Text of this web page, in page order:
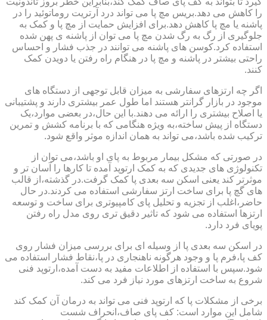
را کاهش می دهد.بریس مچ پا می تواند درد آرتریت روماتوئید را در
پاشنه یا مچ پا کاهش دهد.برای افزایش حمایت از مچ پا و کمک به
جلوگیری از رگ به رگ شدن مچ پا می توان از پاشنه ی پهن شده
استفاده کرد.کوسن های پاشنه می توانند در جذب فشار و احساس
راحتی بیشتر در پاشنه و مچ پا در هنگام راه رفتن یا دویدن کمک
کنند.
اگر چه ارتزهای سفارشی به میزان قابل توجهی از دستگاه های
موجود در بازار گرانتر هستند اما طول عمر بیشتری دارند و پشتیبانی
یا اصلاح بیشتری را ارائه می دهند.با این حال،در بعضی موارد،یک
دستگاه از پیش ساخته،به ویژه هنگامی که با برنامه کشش و تمرین
ترکیب شده باشد،می تواند به همان اندازه موثر واقع شود.
در صورتی که مشکل بیمار مربوط به پای او باشد،می توان از
تکنولوژی های جدیدی که به کمک ارتوپد آمده تا کارها را آسان تر و
موثرتر کند یعنی اسکن سه بعدی پا کمک گرفت.در گذشته،از قالب
های گچ پا برای ساخت ارتز سفارشی استفاده می کردند.در حال
حاضر،اغلب از تجزیه و تحلیل پای کامپیوتری برای ساخت و توسعه
ارتزها استفاده می شود که تاثیر دقیق تری روی مدل راه رفتن
پویای فرد دارد.
در اسکن سه بعدی پا از وسیله ای برای بررسی میزان فشار روی
کف پا،فرم پا و وجود هرگونه ناهنجاری در پا،نقاط فشار استفاده می
شود.سپس با استفاده از اطلاعات مفید به دست آمده،ارتوپد فنی
شروع به ساخت ارتزهای مورد نیاز فرد می کند.
برخی از مشکلات پا که ارتوپد فنی می تواند به درمان آن کمک کند
شامل این موارد است: کف پای صاف،انحراف شست